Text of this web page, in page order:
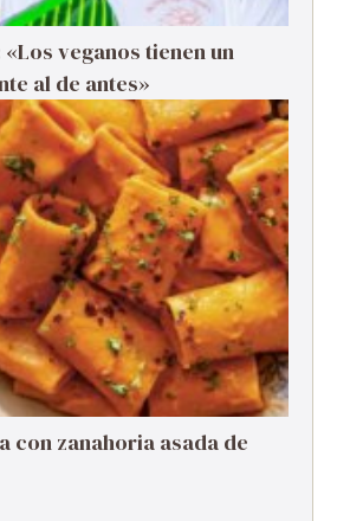
veganos tienen un
al de antes»
con zanahoria asada de